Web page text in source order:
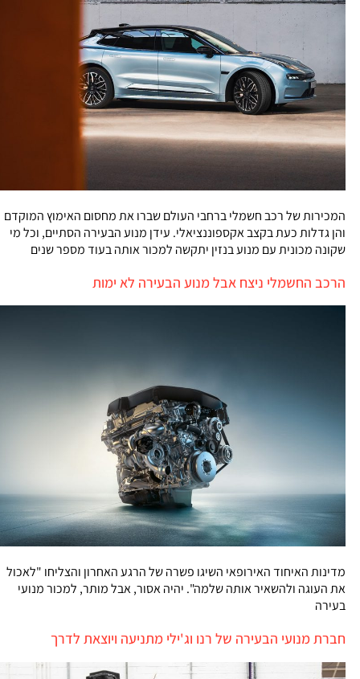
המכירות של רכב חשמלי ברחבי העולם שברו את מחסום האימוץ המוקדם
והן גדלות כעת בקצב אקספוננציאלי. עידן מנוע הבעירה הסתיים, וכל מי
שקונה מכונית עם מנוע בנזין יתקשה למכור אותה בעוד מספר שנים
הרכב החשמלי ניצח אבל מנוע הבעירה לא ימות
מדינות האיחוד האירופאי השיגו פשרה של הרגע האחרון והצליחו "לאכול
את העוגה ולהשאיר אותה שלמה". יהיה אסור, אבל מותר, למכור מנועי
בעירה
חברת מנועי הבעירה של רנו וג'ילי מתניעה ויוצאת לדרך